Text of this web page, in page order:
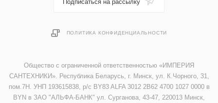
Подписаться на рассылку
ПОЛИТИКА КОНФИДЕНЦИАЛЬНОСТИ
Общество с ограниченной ответственностью «ИМПЕРИЯ
САНТЕХНИКИ». Республика Беларусь, г. Минск, ул. К.Чорного, 31,
пом.7Н. УНП 193615838, р/с BY83 ALFA 3012 2B62 4700 1027 0000 в
BYN в ЗАО "АЛЬФА-БАНК" ул. Сурганова, 43-47, 220013 Минск,